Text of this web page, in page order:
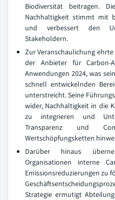
Biodiversität beitragen.
Nachhaltigkeit stimmt mit
und verbessert den
Stakeholdern.
Zur Veranschaulichung
der Anbieter für Carbon-
Anwendungen 2024, was
schnell entwickelnden
unterstreicht. Seine
wider, Nachhaltigkeit in die
zu integrieren und
Transparenz und
Wertschöpfungsketten
Darüber hinaus
Organisationen interne
Emissionsreduzierungen zu
Strategie ermutigt